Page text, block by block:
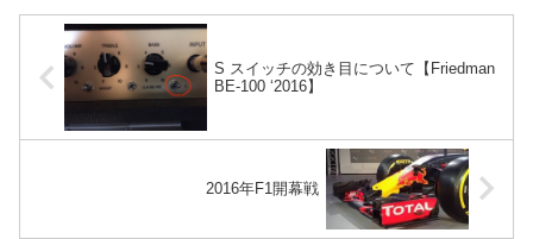
S スイッチの効き目について【Friedman
BE-100 ‘2016】
2016年F1開幕戦